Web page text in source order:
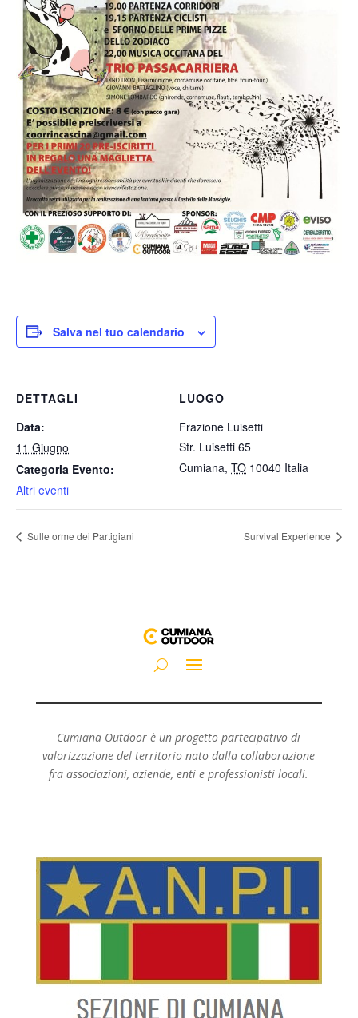
Salva nel tuo calendario
DETTAGLI
Data:
11 Giugno
Categoria Evento:
Altri eventi
LUOGO
Frazione Luisetti
Str. Luisetti 65
Cumiana, TO 10040 Italia
Sulle orme dei Partigiani Survival Experience
Cumiana Outdoor è un progetto partecipativo di
valorizzazione del territorio nato dalla collaborazione
fra associazioni, aziende, enti e professionisti locali.